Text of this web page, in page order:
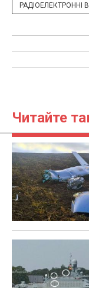
РАДІОЕЛЕКТРОННІ
Читайте